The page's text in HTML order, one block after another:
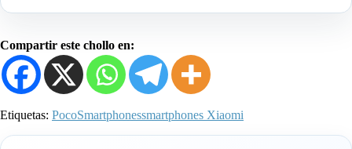
Compartir este chollo en:
Etiquetas: PocoSmartphonessmartphones Xiaomi